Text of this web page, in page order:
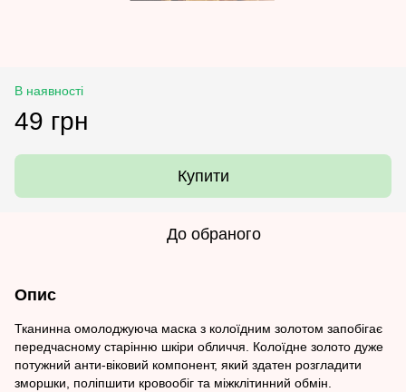
В наявності
49 грн
Купити
До обраного
Опис
Тканинна омолоджуюча маска з колоїдним золотом запобігає
передчасному старінню шкіри обличчя. Колоїдне золото дуже
потужний анти-віковий компонент, який здатен розгладити
зморшки, поліпшити кровообіг та міжклітинний обмін.